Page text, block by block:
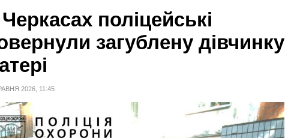
поліцейські
загублену дівчинку
2026, 11:45